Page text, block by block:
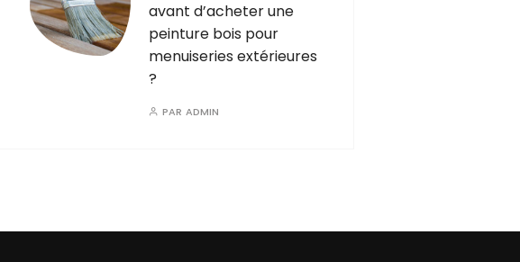
avant d’acheter une
peinture bois pour
menuiseries extérieures
?
PAR ADMIN